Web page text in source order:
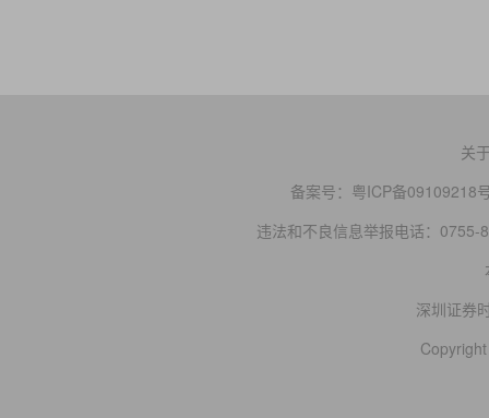
关
备案号： 粤ICP备09109218
违法和不良信息举报电话：0755-
深圳证券